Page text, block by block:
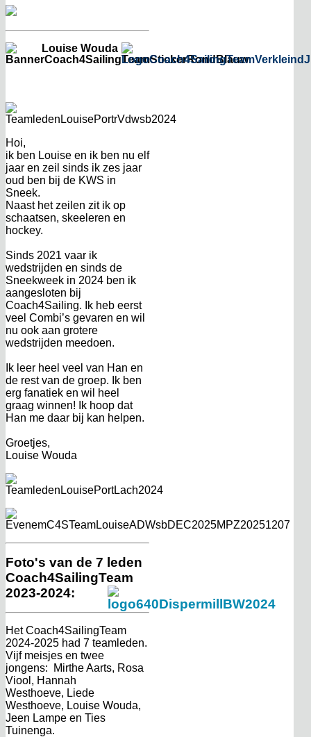
Louise Wouda
Hoi,
ik ben Louise en ik ben nu elf
jaar en zeil sinds ik zes jaar
oud ben bij de KWS in
Sneek.
Naast het zeilen zit ik op
schaatsen, skeeleren en
hockey.
Sinds 2021 vaar ik
wedstrijden en sinds de
Sneekweek in 2024 ben ik
aangesloten bij
Coach4Sailing. Ik heb eerst
veel Combi’s gevaren en wil
nu ook aan grotere
wedstrijden meedoen.
Ik leer heel veel van Han en
de rest van de groep. Ik ben
erg fanatiek en wil heel
graag winnen! Ik hoop dat
Han me daar bij kan helpen.
Groetjes,
Louise Wouda
Foto's van de 7 leden
Coach4SailingTeam
2023-2024:
Het Coach4SailingTeam
2024-2025 had 7 teamleden.
Vijf meisjes en twee
jongens: Mirthe Aarts, Rosa
Viool, Hannah
Westhoeve, Liede
Westhoeve, Louise Wouda,
Jeen Lampe en Ties
Tuinenga.